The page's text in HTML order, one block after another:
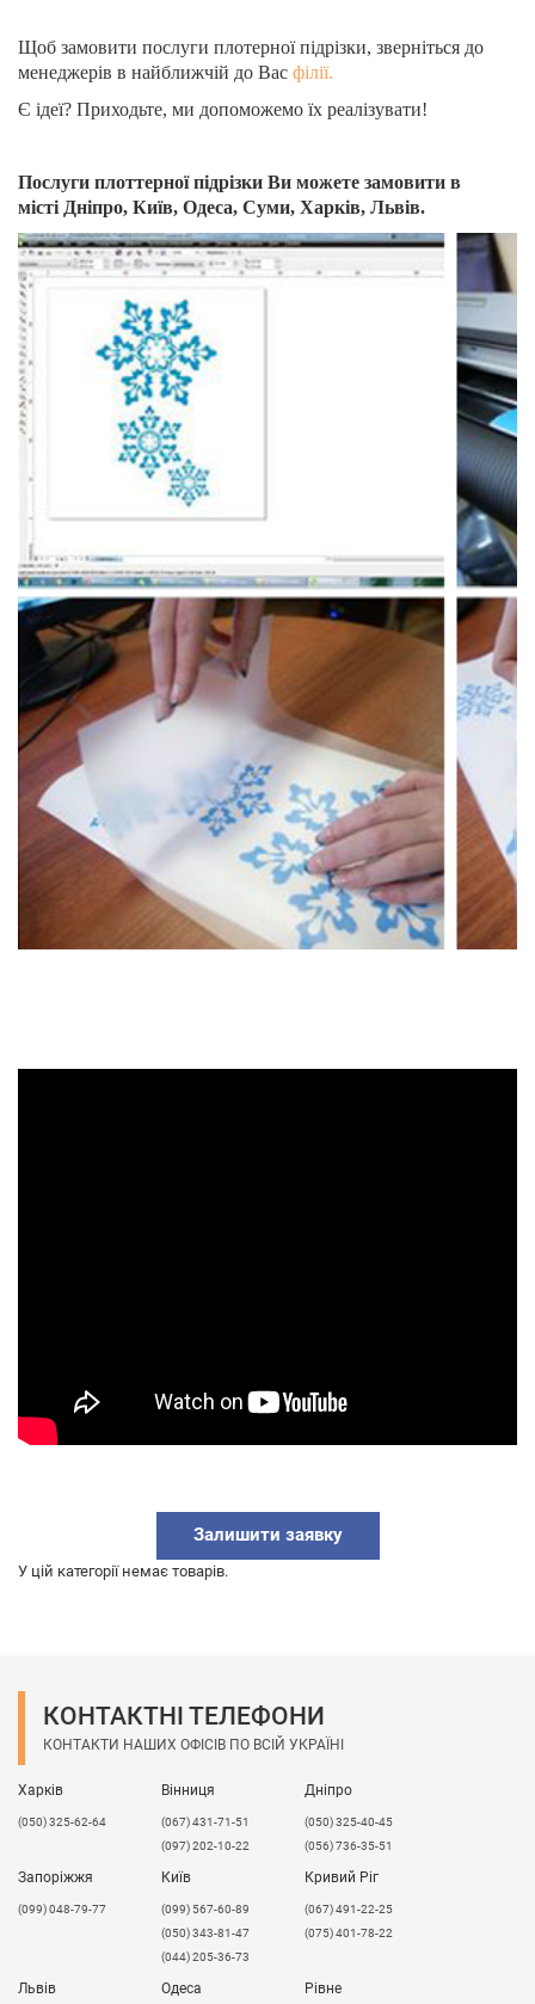
Щоб замовити послуги плотерної підрізки, зверніться до
менеджерів в найближчій до Вас філії.
Є ідеї? Приходьте, ми допоможемо їх реалізувати!
Послуги плоттерної підрізки Ви можете замовити в
місті Дніпро, Київ, Одеса, Суми, Харків, Львів.
Залишити заявку
У цій категорії немає товарів.
КОНТАКТНІ ТЕЛЕФОНИ
КОНТАКТИ НАШИХ ОФІСІВ ПО ВСІЙ УКРАЇНІ
Харків
(050) 325-62-64
Вінниця
(067) 431-71-51
(097) 202-10-22
Дніпро
(050) 325-40-45
(056) 736-35-51
Запоріжжя
(099) 048-79-77
Київ
(099) 567-60-89
(050) 343-81-47
(044) 205-36-73
Кривий Ріг
(067) 491-22-25
(075) 401-78-22
Львів Одеса Рівне